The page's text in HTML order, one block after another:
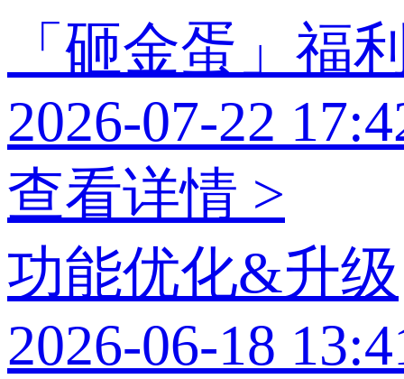
「砸金蛋」福
2026-07-22
查看详情 >
功能优化&升级
2026-06-18